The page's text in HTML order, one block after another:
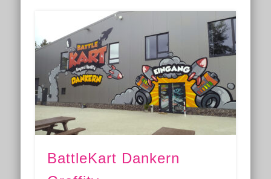
BattleKart Dankern